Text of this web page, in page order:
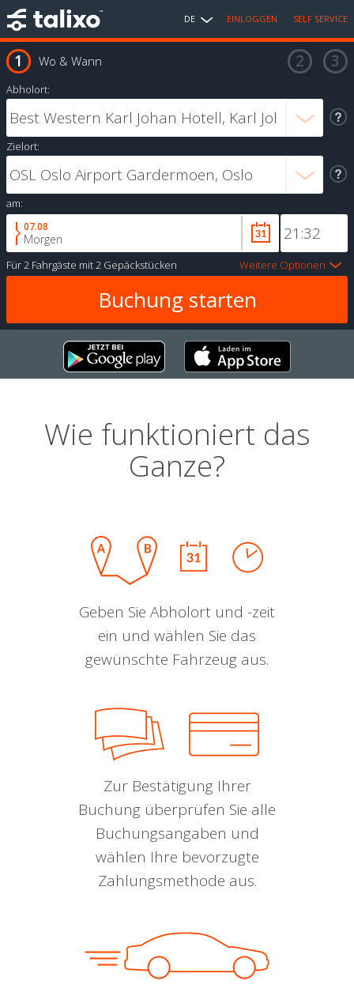
DE EINLOGGEN SELF SERVICE
Wo & Wann
Abholort:
Zielort:
am:
07.08
Morgen
Für2 Fahrgäste mit2 Gepäckstücken Weitere Optionen
Wie funktioniert das
Ganze?
Geben Sie Abholort und -zeit
ein und wählen Sie das
gewünschte Fahrzeug aus.
Zur Bestätigung Ihrer
Buchung überprüfen Sie alle
Buchungsangaben und
wählen Ihre bevorzugte
Zahlungsmethode aus.